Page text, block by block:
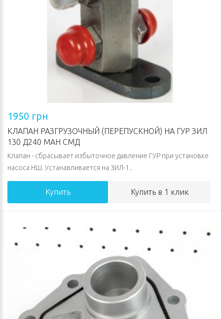
1950 грн
КЛАПАН РАЗГРУЗОЧНЫЙ (ПЕРЕПУСКНОЙ) НА ГУР ЗИЛ
130 Д240 МАН СМД
Клапан - сбрасывает избыточное давление ГУР при установке
насоса НШ. Устанавливается на ЗИЛ-1..
Купить Купить в 1 клик